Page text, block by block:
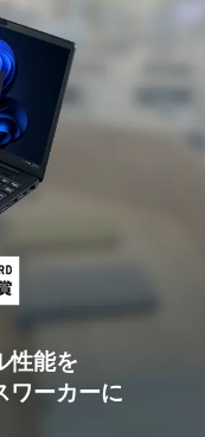
性能を
ワーカーに